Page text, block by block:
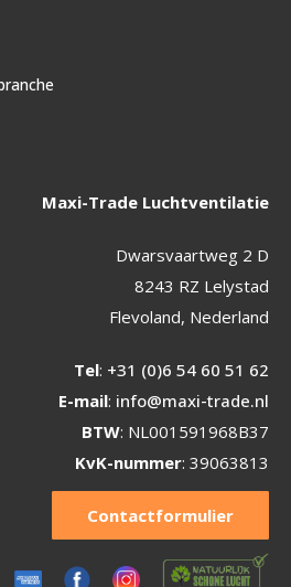
Maxi-Trade Luchtventilatie
Dwarsvaartweg 2 D
8243 RZ Lelystad
Flevoland, Nederland
Tel: +31 (0)6 54 60 51 62
E-mail: info@maxi-trade.nl
BTW: NL001591968B37
KvK-nummer: 39063813
Contactformulier